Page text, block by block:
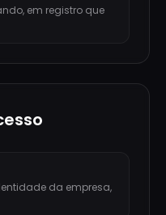
em registro que
da empresa,